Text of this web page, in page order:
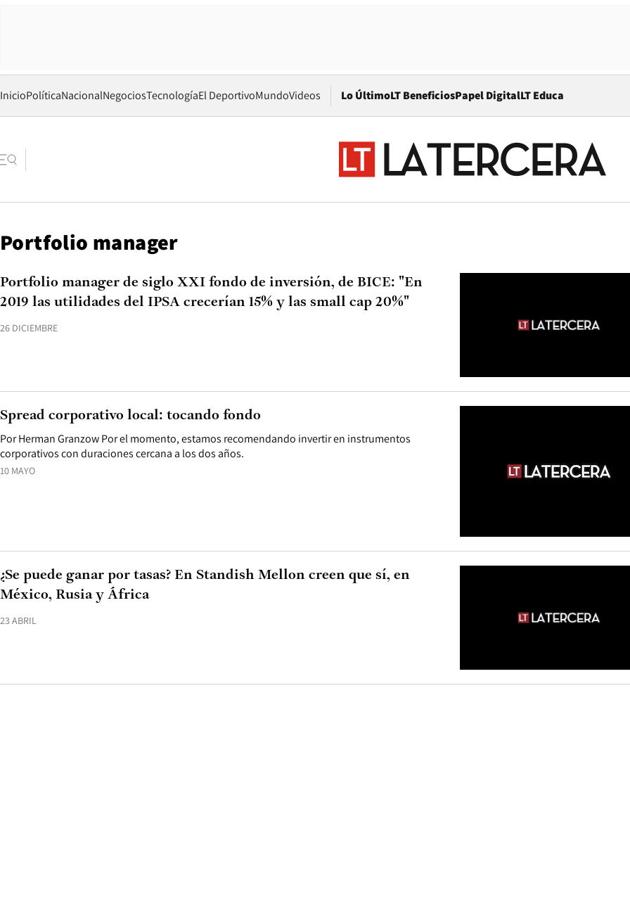
InicioPolíticaNacionalNegociosTecnologíaEl DeportivoMundoVideos Lo ÚltimoLT BeneficiosPapel DigitalOpens in new window
LT Educa
Portfolio manager
26 DICIEMBRE
Portfolio manager de siglo XXI fondo de inversión, de BICE: "En
2019 las utilidades del IPSA crecerían 15% y las small cap 20%"
10 MAYO
Por Herman Granzow Por el momento, estamos recomendando invertir en instrumentos
corporativos con duraciones cercana a los dos años.
Spread corporativo local: tocando fondo
23 ABRIL
¿Se puede ganar por tasas? En Standish Mellon creen que sí, en
México, Rusia y África